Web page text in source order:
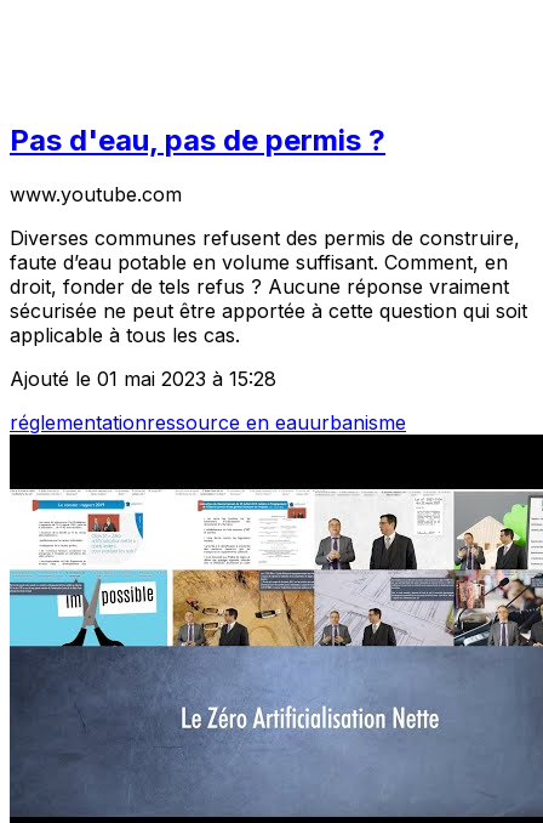
Pas d'eau, pas de permis ?
www.youtube.com
Diverses communes refusent des permis de construire,
faute d’eau potable en volume suffisant. Comment, en
droit, fonder de tels refus ? Aucune réponse vraiment
sécurisée ne peut être apportée à cette question qui soit
applicable à tous les cas.
Ajouté le 01 mai 2023 à 15:28
réglementationressource en eauurbanisme